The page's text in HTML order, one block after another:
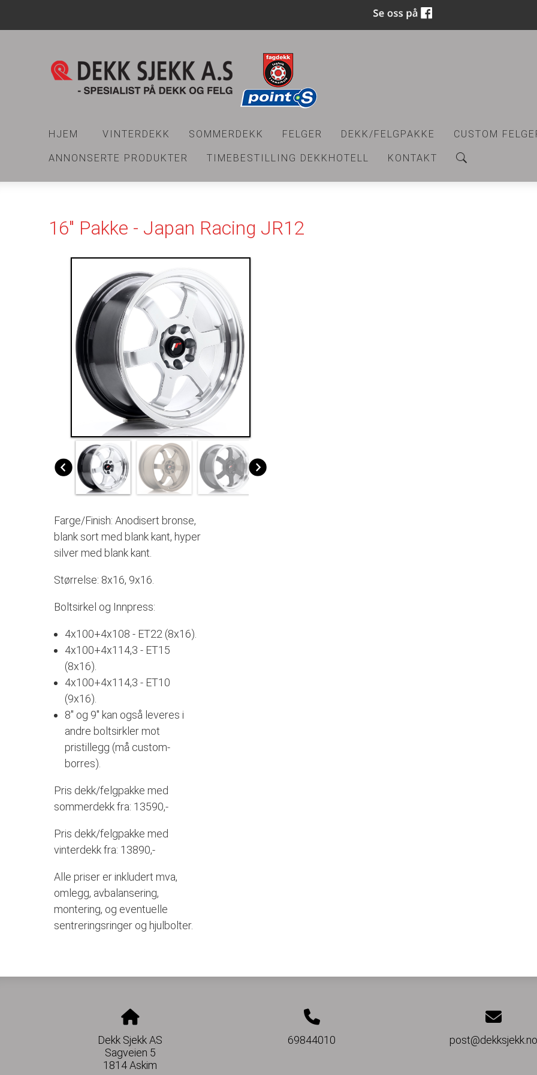
HJEM VINTERDEKK SOMMERDEKK FELGER DEKK/FELGPAKKE CUSTOM
ANNONSERTE PRODUKTER TIMEBESTILLING DEKKHOTELL KONTAKT
16" Pakke - Japan Racing JR12
Farge/Finish: Anodisert bronse,
blank sort med blank kant, hyper
silver med blank kant.
Størrelse: 8x16, 9x16.
Boltsirkel og Innpress:
4x100+4x108 - ET22 (8x16).
4x100+4x114,3 - ET15
(8x16).
4x100+4x114,3 - ET10
(9x16).
8" og 9" kan også leveres i
andre boltsirkler mot
pristillegg (må custom-
borres).
Pris dekk/felgpakke med
sommerdekk fra: 13590,-
Pris dekk/felgpakke med
vinterdekk fra: 13890,-
Alle priser er inkludert mva,
omlegg, avbalansering,
montering, og eventuelle
sentreringsringer og hjulbolter.
Dekk Sjekk AS
Sagveien 5
1814 Askim
69844010 post@dekksjekk.no